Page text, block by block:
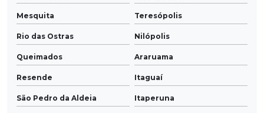
Mesquita Teresópolis
Rio das Ostras Nilópolis
Queimados Araruama
Resende Itaguaí
São Pedro da Aldeia Itaperuna